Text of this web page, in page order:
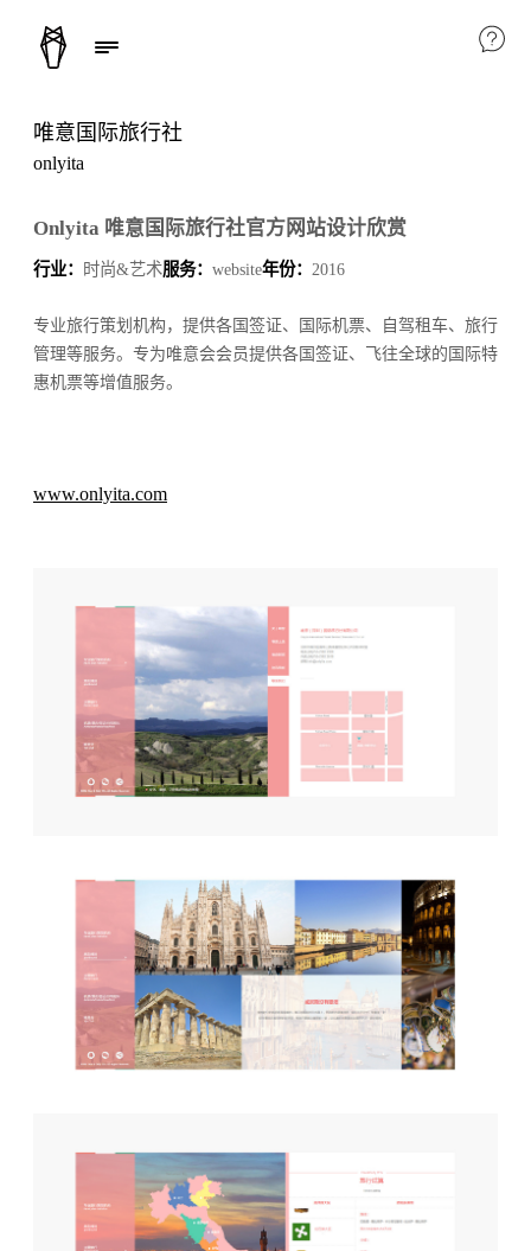
唯意国际旅行社
onlyita
Onlyita 唯意国际旅行社官方网站设计欣赏
行业： 时尚&艺术服务： website年份： 2016
专业旅行策划机构，提供各国签证、国际机票、自驾租车、旅行
管理等服务。专为唯意会会员提供各国签证、飞往全球的国际特
惠机票等增值服务。
www.onlyita.com